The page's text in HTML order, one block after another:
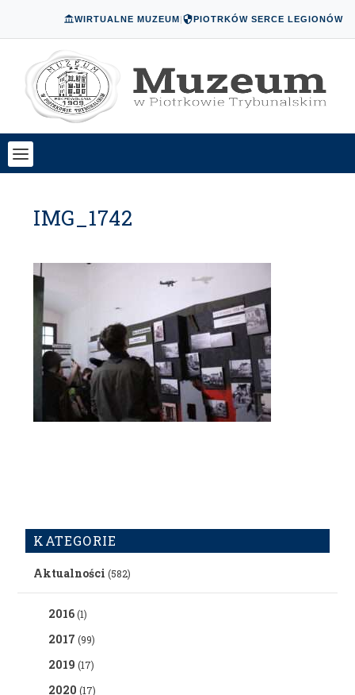
WIRTUALNE MUZEUM| PIOTRKÓW SERCE LEGIONÓW
IMG_1742
KATEGORIE
Aktualności (582)
2016(1)
2017 (99)
2019 (17)
2020 (17)